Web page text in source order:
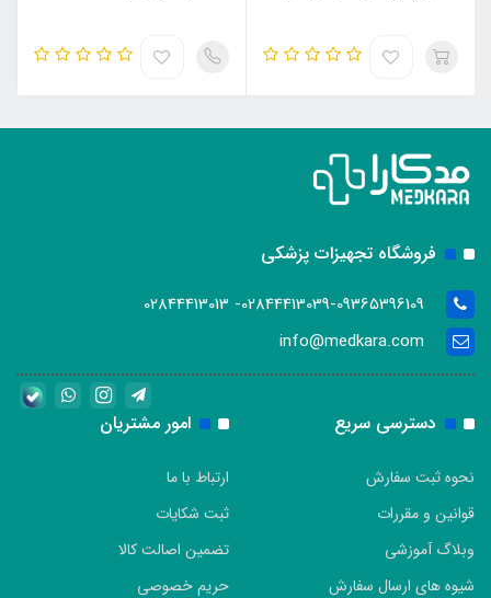
فروشگاه تجهیزات پزشکی
02844413039-09365396109- 02844413013
info@medkara.com
دسترسی سریع
نحوه ثبت سفارش
قوانین و مقررات
وبلاگ آموزشی
شیوه های ارسال سفارش
امور مشتریان
ارتباط با ما
ثبت شکایات
تضمین اصالت کالا
حریم خصوصی